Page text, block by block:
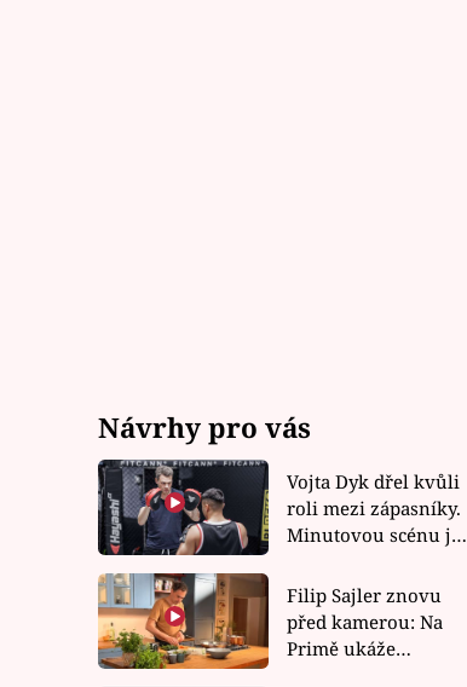
Návrhy pro vás
Vojta Dyk dřel kvůli
roli mezi zápasníky.
Minutovou scénu jel
Filip Sajler znovu
před kamerou: Na
Primě ukáže